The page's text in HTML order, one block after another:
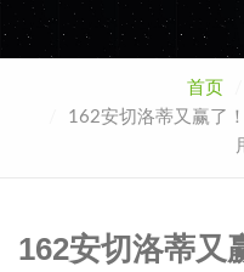
首页
162安切洛蒂又赢了
162安切洛蒂又